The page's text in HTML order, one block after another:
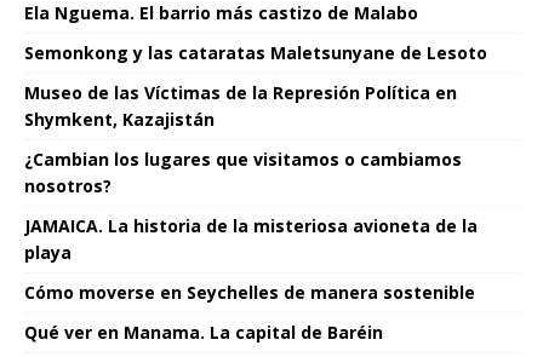
Ela Nguema. El barrio más castizo de Malabo
Semonkong y las cataratas Maletsunyane de Lesoto
Museo de las Víctimas de la Represión Política en
Shymkent, Kazajistán
¿Cambian los lugares que visitamos o cambiamos
nosotros?
JAMAICA. La historia de la misteriosa avioneta de la
playa
Cómo moverse en Seychelles de manera sostenible
Qué ver en Manama. La capital de Baréin